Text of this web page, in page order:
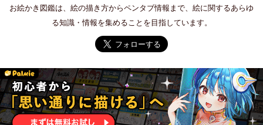
お絵かき図鑑は、絵の描き方からペンタブ情報まで、絵に関するあらゆ
る知識・情報を集めることを目指しています。